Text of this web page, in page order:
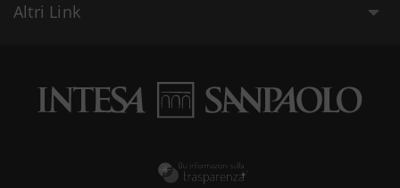
Altri Link